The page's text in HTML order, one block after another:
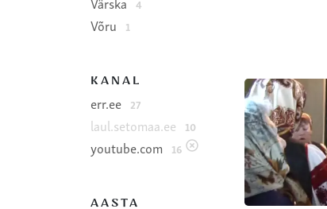
4
Võru 1
KANAL
err.ee 27
laul.setomaa.ee 10
youtube.com 16
AASTA